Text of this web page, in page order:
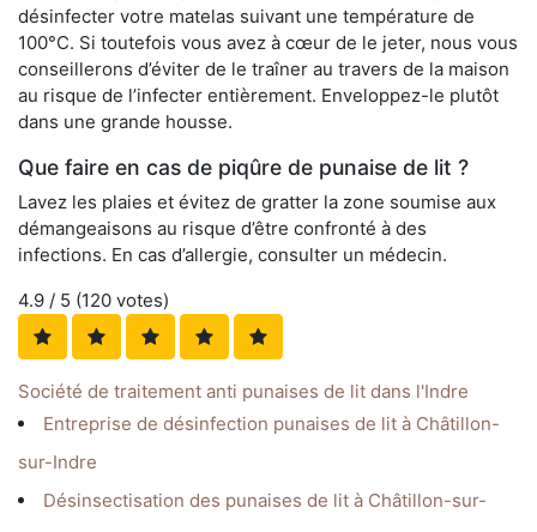
désinfecter votre matelas suivant une température de
100°C. Si toutefois vous avez à cœur de le jeter, nous vous
conseillerons d’éviter de le traîner au travers de la maison
au risque de l’infecter entièrement. Enveloppez-le plutôt
dans une grande housse.
Que faire en cas de piqûre de punaise de lit ?
Lavez les plaies et évitez de gratter la zone soumise aux
démangeaisons au risque d’être confronté à des
infections. En cas d’allergie, consulter un médecin.
4.9 / 5 (120 votes)
Société de traitement anti punaises de lit dans l'Indre
Entreprise de désinfection punaises de lit à Châtillon-
sur-Indre
Désinsectisation des punaises de lit à Châtillon-sur-